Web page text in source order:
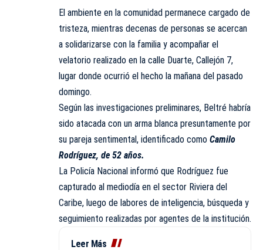
El ambiente en la comunidad permanece cargado de
tristeza, mientras decenas de personas se acercan
a solidarizarse con la familia y acompañar el
velatorio realizado en la calle Duarte, Callejón 7,
lugar donde ocurrió el hecho la mañana del pasado
domingo.
Según las investigaciones preliminares, Beltré habría
sido atacada con un arma blanca presuntamente por
su pareja sentimental, identificado como Camilo
Rodríguez, de 52 años.
La Policía Nacional informó que Rodríguez fue
capturado al mediodía en el sector Riviera del
Caribe, luego de labores de inteligencia, búsqueda y
seguimiento realizadas por agentes de la institución.
Leer Más